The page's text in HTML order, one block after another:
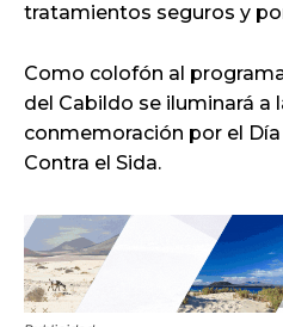
tratamientos seguros y
Como colofón al
del Cabildo se iluminará a
conmemoración por el
Contra el Sida.